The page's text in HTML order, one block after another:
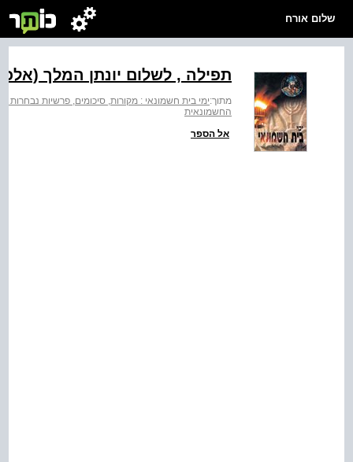
שלום אורח
תפילה , לשלום יונתן המלך
מתוך:ימי בית חשמונאי : מקורות, סיכומים, פרשיות נבחרות
החשמונאית
אל הספר